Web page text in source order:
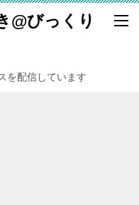
@びっくり
を配信しています